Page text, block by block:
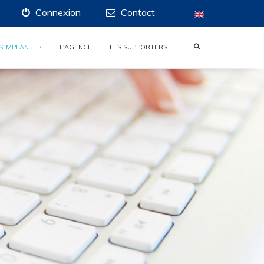
Connexion Contact
L'AGENCE LES SUPPORTERS